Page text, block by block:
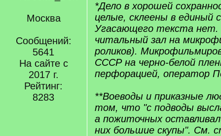
Москва
Сообщений:
5641
На сайте с
2017 г.
Рейтинг:
8283
*Дело в хорошей
целые, склеены в единый
Угасающего текста
читальный зал на
роликов).
СССР на черно-белой
перфорацией, оператор
**Воеводы и приказные
том, что "с подводы
а пожиточных
них большие скупы". См.